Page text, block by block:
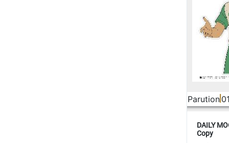
Parution
DAILY
Copy